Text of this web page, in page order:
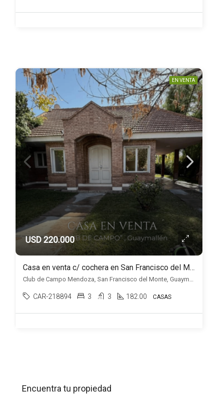
EN VENTA
USD 220.000
Casa en venta c/ cochera en San Francisco del Monte
Club de Campo Mendoza, San Francisco del Monte, Guaymallén
CAR-218894 3 3 182.00 CASAS
Encuentra tu propiedad